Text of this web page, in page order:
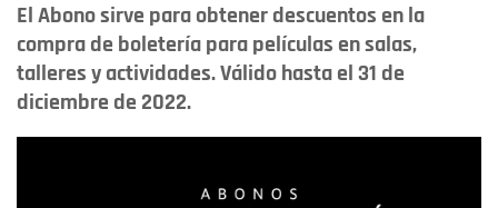
El Abono sirve para obtener descuentos en la
compra de boletería para películas en salas,
talleres y actividades. Válido hasta el 31 de
diciembre de 2022.